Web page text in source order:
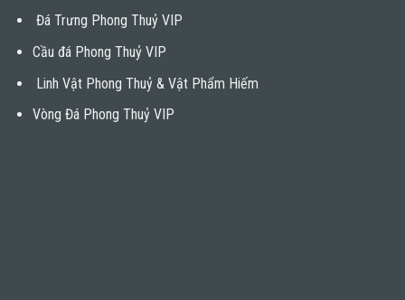
Đá Trưng Phong Thuỷ VIP
Cầu đá Phong Thuỷ VIP
Linh Vật Phong Thuỷ & Vật Phẩm Hiếm
Vòng Đá Phong Thuỷ VIP